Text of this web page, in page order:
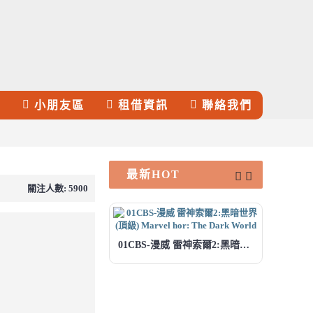
小朋友區 租借資訊 聯絡我們
最新HOT
01CBS-漫威 雷神索爾2:黑暗世界 (頂級) Marvel hor: The Dark World
關注人數: 5900